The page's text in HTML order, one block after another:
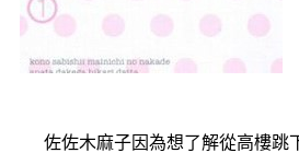
佐佐木麻子因為想了解從高樓跳